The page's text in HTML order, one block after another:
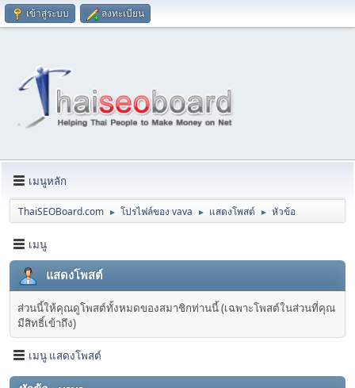
เข้าสู่ระบบ ลงทะเบียน
เมนูหลัก
ThaiSEOBoard.com ► โปรไฟล์ของ vava ► แสดงโพสต์ ► หัวข้อ
เมนู
แสดงโพสต์
ส่วนนี้ให้คุณดูโพสต์ทั้งหมดของสมาชิกท่านนี้ (เฉพาะโพสต์ในส่วนที่คุณ
มีสิทธิ์เข้าถึง)
เมนู แสดงโพสต์